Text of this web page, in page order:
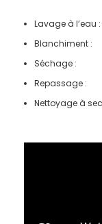
Lavage à l’eau :
Blanchiment :
Séchage :
Repassage :
Nettoyage à